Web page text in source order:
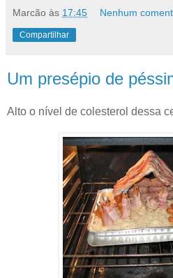
Marcão às 17:45 Nenhum
Compartilhar
Um presépio de
Alto o nível de colesterol dessa